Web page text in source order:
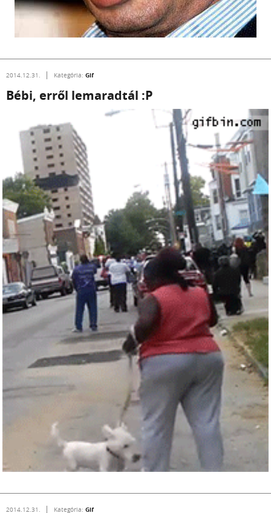
2014.12.31. Kategória: Gif
Bébi, erről lemaradtál :P
2014.12.31. Kategória: Gif